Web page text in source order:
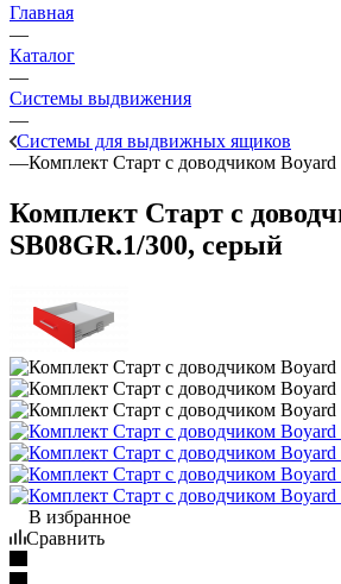
Главная
—
Каталог
—
Системы выдвижения
—
Системы для выдвижных ящиков
—Комплект Старт с доводчиком
Комплект Старт с
SB08GR.1/300, серый
В избранное
Сравнить